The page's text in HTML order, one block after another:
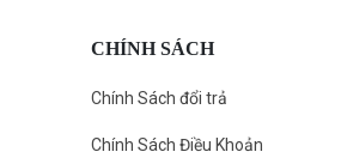
CHÍNH SÁCH
Chính Sách đổi trả
Chính Sách Điều Khoản